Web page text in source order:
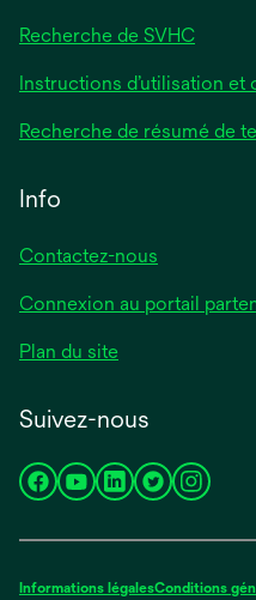
Recherche de SVHC
Instructions d’utilisation et
Recherche de résumé de
Info
Contactez-nous
Connexion au portail
Plan du site
Suivez-nous
s’ouvre
nouvel
s’ouvre
nouvel
s’ouvre
nouvel
s’ouvre
nouvel
s’ouvre
nouvel
Informations légalesConditions